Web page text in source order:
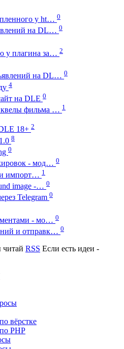
у ht… 0
на DL… 0
у плагина за… 2
на DL… 0
4
на DLE 0
фильма … 1
18+ 2
8
0
- мод… 0
и импорт… 1
image -… 0
Telegram 0
- мо… 0
и отправк… 0
RSS Если есть идеи -
вёрстке
PHP